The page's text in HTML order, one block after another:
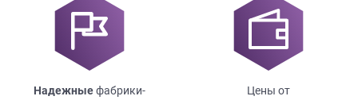
Надежныефабрики-
Цены от